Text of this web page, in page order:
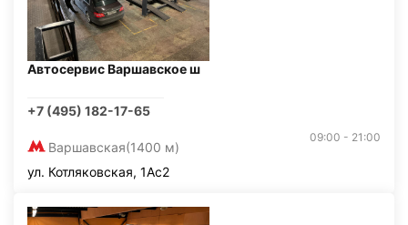
Автосервис Варшавское ш
+7 (495) 182-17-65
Варшавская(1400 м)
09:00 - 21:00
ул. Котляковская, 1Ас2